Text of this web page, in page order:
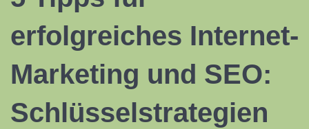
erfolgreiches Internet-
Marketing und SEO:
Schlüsselstrategien